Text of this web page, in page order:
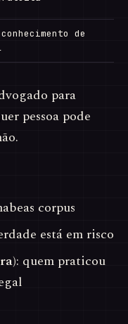
de
para
pessoa pode
corpus
está em risco
: quem praticou